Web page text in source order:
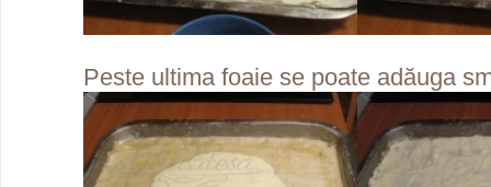
Peste ultima foaie se poate adăuga